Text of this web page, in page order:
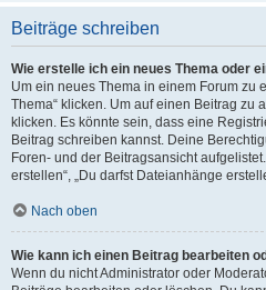
Beiträge schreiben
Wie erstelle ich ein neues Thema oder
Um ein neues Thema in einem Forum zu
Thema“ klicken. Um auf einen Beitrag zu
klicken. Es könnte sein, dass eine
Beitrag schreiben kannst. Deine
Foren- und der Beitragsansicht
erstellen“, „Du darfst Dateianhänge
Nach oben
Wie kann ich einen Beitrag bearbeiten
Wenn du nicht Administrator oder